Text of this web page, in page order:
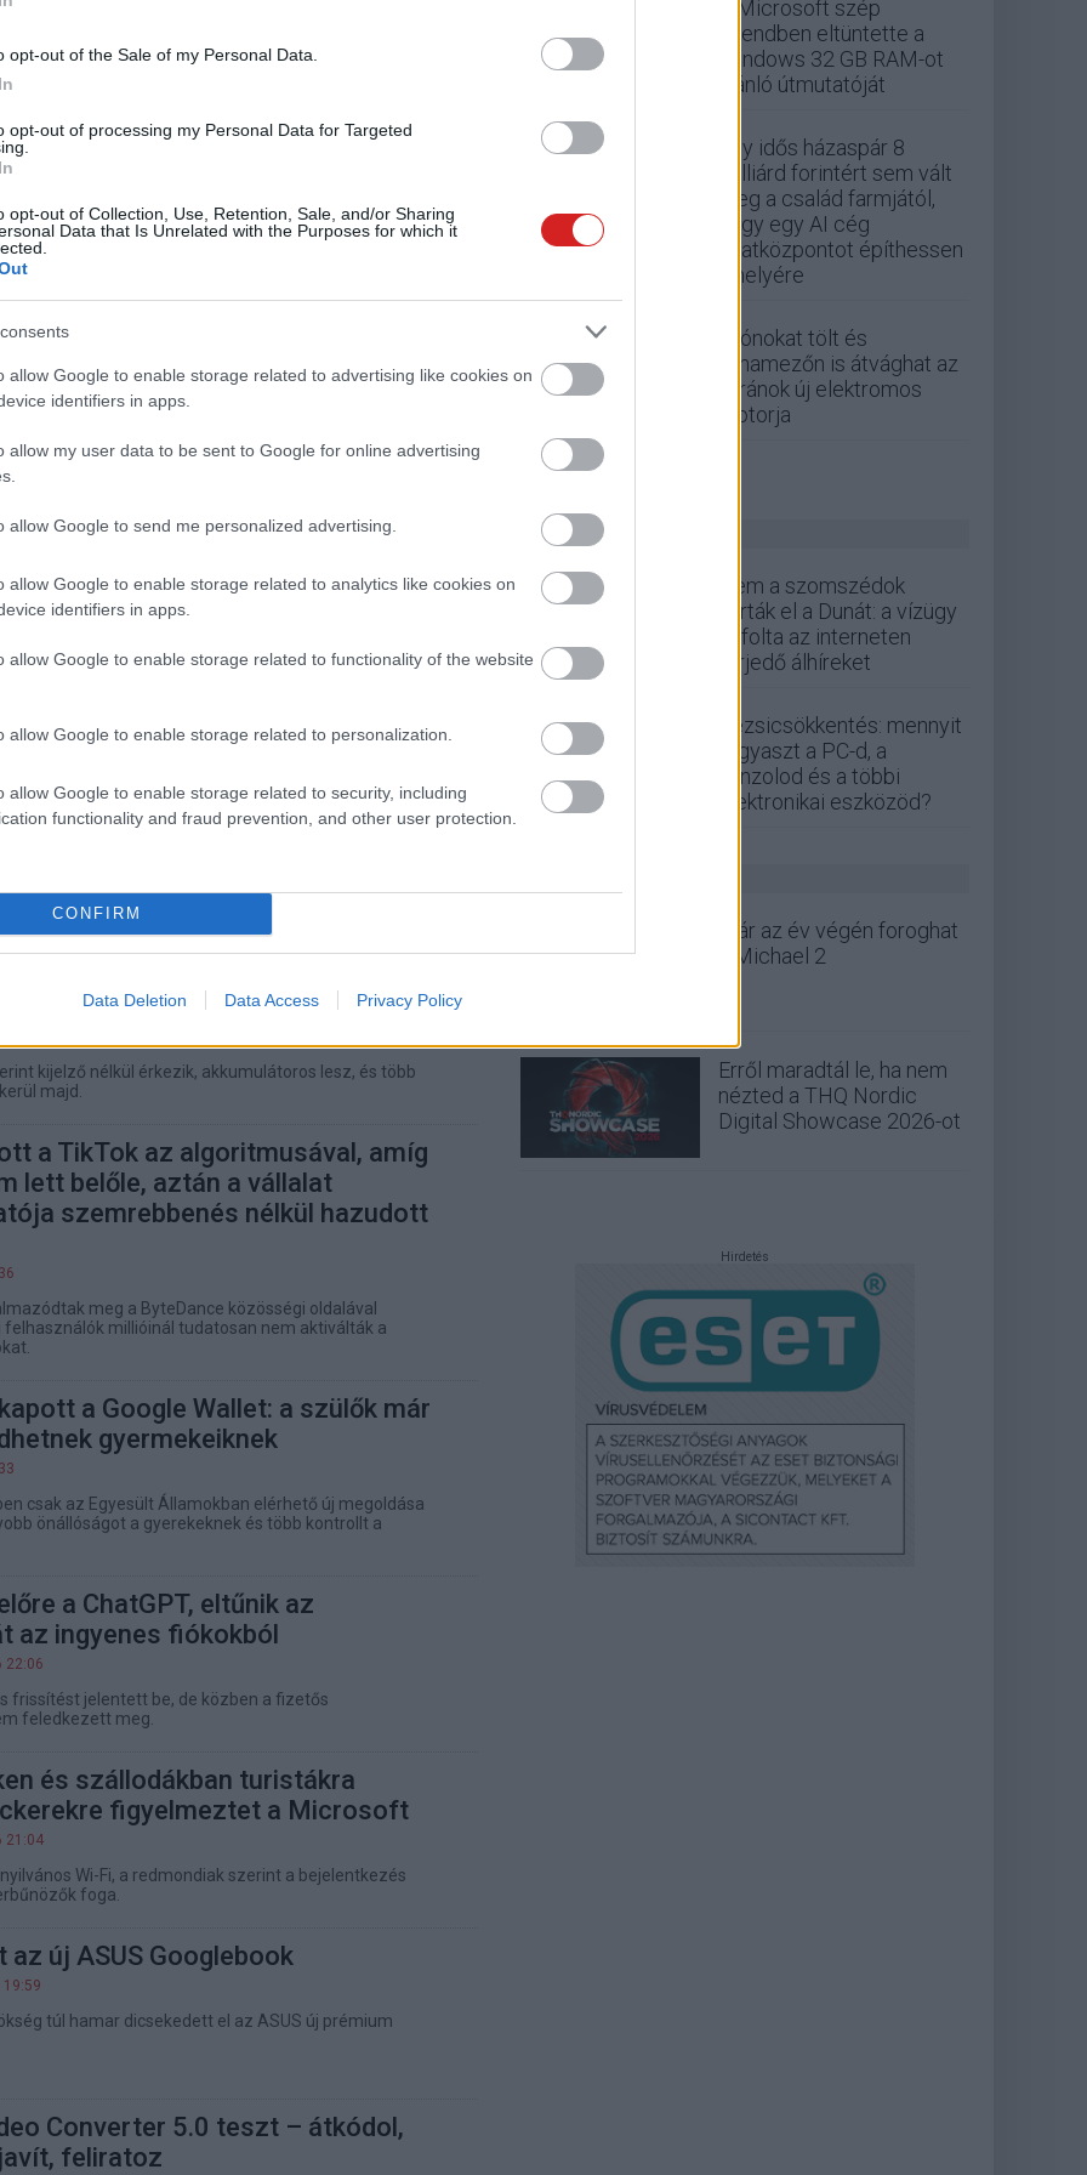
opt-out of the Sale of my Personal Data.
opt-out of processing my Personal Data for Targeted
opt-out of Collection, Use, Retention, Sale, and/or Sharing
Data that Is Unrelated with the Purposes for which it
allow Google to enable storage related to advertising like cookies on
identifiers in apps.
allow my user data to be sent to Google for online advertising
allow Google to send me personalized advertising.
allow Google to enable storage related to analytics like cookies on
identifiers in apps.
allow Google to enable storage related to functionality of the website
allow Google to enable storage related to personalization.
allow Google to enable storage related to security, including
functionality and fraud prevention, and other user protection.
CONFIRM
Data Deletion Data Access Privacy Policy
AI-szövetsége
dollárért gyorsabban hozzá lehet
posztjaihoz
már elő is fizettek a Truth API-ra.
rejtett Grip Sense egy
extra, amit minden kontroller
létezése annyira rejtve maradt a világ előtt, hogy a
tájékoztatni róla a vásárlóit.
Wi-Fi Video Doorbell teszt –
mindenkit, aki becsönget hozzád, és ehhez még
érő károk miatt, napi három órára
a tinik közösségimédia-használatát
10:23
az OpenAI új hardverének
kijelző nélkül érkezik, akkumulátoros lesz, és több
majd.
a TikTok az algoritmusával, amíg
lett belőle, aztán a vállalat
szemrebbenés nélkül hazudott
meg a ByteDance közösségi oldalával
felhasználók millióinál tudatosan nem aktiválták a
a Google Wallet: a szülők már
gyermekeiknek
csak az Egyesült Államokban elérhető új megoldása
önállóságot a gyerekeknek és több kontrollt a
a ChatGPT, eltűnik az
az ingyenes fiókokból
22:06
frissítést jelentett be, de közben a fizetős
feledkezett meg.
és szállodákban turistákra
figyelmeztet a Microsoft
21:04
Wi-Fi, a redmondiak szerint a bejelentkezés
foga.
új ASUS Googlebook
19:59
túl hamar dicsekedett el az ASUS új prémium
Converter 5.0 teszt – átkódol,
feliratoz
A Microsoft szép
csendben eltüntette a
Windows 32 GB RAM-ot
ajánló útmutatóját
Egy idős házaspár 8
milliárd forintért sem vált
meg a család farmjától,
hogy egy AI cég
adatközpontot építhessen
a helyére
Drónokat tölt és
aknamezőn is átvághat az
ukránok új elektromos
motorja
ZÖLD PÁLYA
Nem a szomszédok
zárták el a Dunát: a vízügy
cáfolta az interneten
terjedő álhíreket
Rezsicsökkentés: mennyit
fogyaszt a PC-d, a
konzolod és a többi
elektronikai eszközöd?
Már az év végén foroghat
a Michael 2
Erről maradtál le, ha nem
nézted a THQ Nordic
Digital Showcase 2026-ot
Hirdetés